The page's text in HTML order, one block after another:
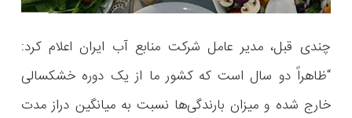
چندی قبل، مدیر عامل شرکت منابع آب ایران اعلام کرد:
“ظاهراً دو سال است که کشور ما از یک دوره خشکسالی
خارج شده و میزان بارندگی‌ها نسبت به میانگین دراز مدت